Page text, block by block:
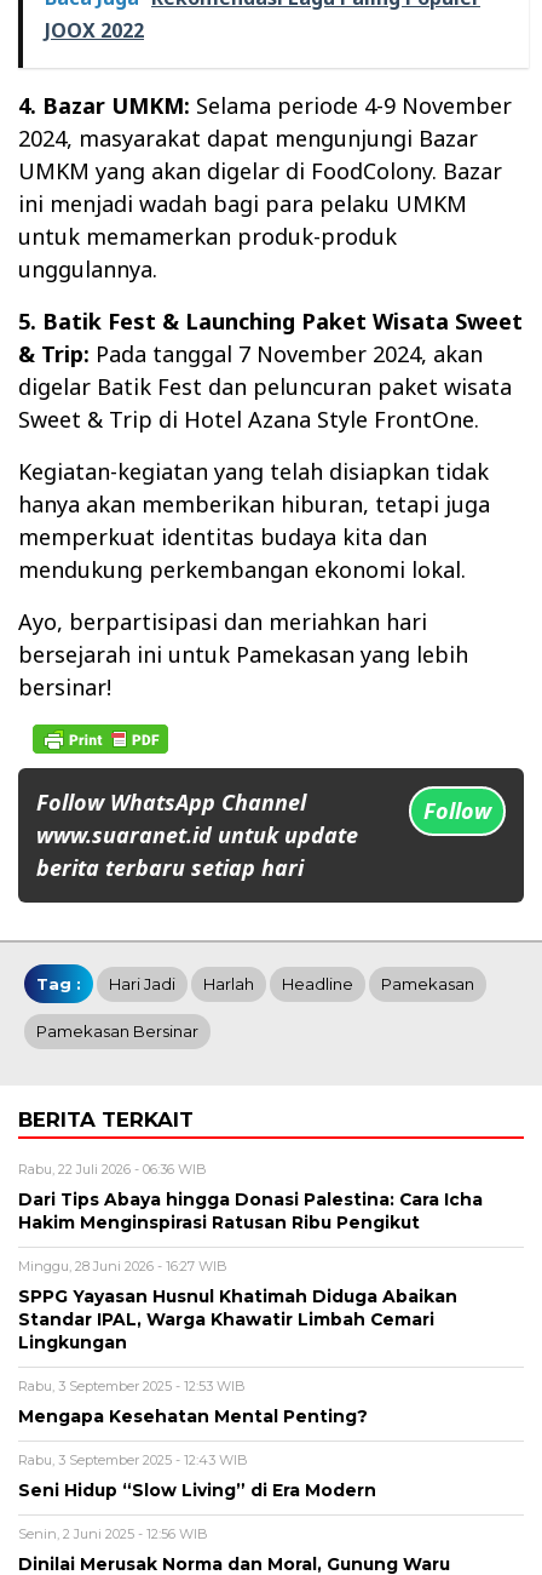
JOOX 2022
4. Bazar UMKM: Selama periode 4-9 November
2024, masyarakat dapat mengunjungi Bazar
UMKM yang akan digelar di FoodColony. Bazar
ini menjadi wadah bagi para pelaku UMKM
untuk memamerkan produk-produk
unggulannya.
5. Batik Fest & Launching Paket Wisata Sweet
& Trip: Pada tanggal 7 November 2024, akan
digelar Batik Fest dan peluncuran paket wisata
Sweet & Trip di Hotel Azana Style FrontOne.
Kegiatan-kegiatan yang telah disiapkan tidak
hanya akan memberikan hiburan, tetapi juga
memperkuat identitas budaya kita dan
mendukung perkembangan ekonomi lokal.
Ayo, berpartisipasi dan meriahkan hari
bersejarah ini untuk Pamekasan yang lebih
bersinar!
Follow WhatsApp Channel
www.suaranet.id untuk update
berita terbaru setiap hari
Follow
Tag : Hari Jadi Harlah Headline Pamekasan
Pamekasan Bersinar
BERITA TERKAIT
Rabu, 22 Juli 2026 - 06:36 WIB
Dari Tips Abaya hingga Donasi Palestina: Cara Icha
Hakim Menginspirasi Ratusan Ribu Pengikut
Minggu, 28 Juni 2026 - 16:27 WIB
SPPG Yayasan Husnul Khatimah Diduga Abaikan
Standar IPAL, Warga Khawatir Limbah Cemari
Lingkungan
Rabu, 3 September 2025 - 12:53 WIB
Mengapa Kesehatan Mental Penting?
Rabu, 3 September 2025 - 12:43 WIB
Seni Hidup “Slow Living” di Era Modern
Senin, 2 Juni 2025 - 12:56 WIB
Dinilai Merusak Norma dan Moral, Gunung Waru